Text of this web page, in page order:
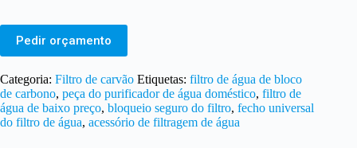
Pedir orçamento
Categoria: Filtro de carvão Etiquetas: filtro de água de bloco
de carbono, peça do purificador de água doméstico, filtro de
água de baixo preço, bloqueio seguro do filtro, fecho universal
do filtro de água, acessório de filtragem de água